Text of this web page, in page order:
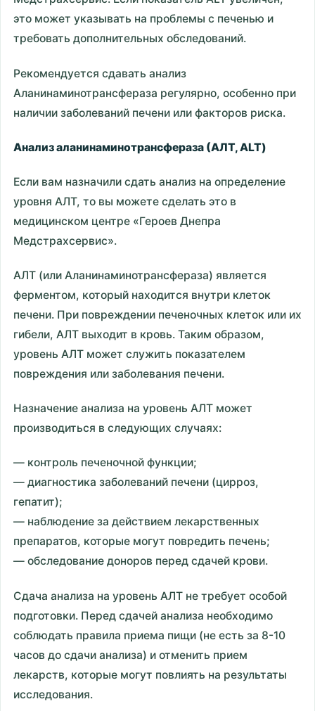
это может указывать на проблемы с печенью и
требовать дополнительных обследований.
Рекомендуется сдавать анализ
Аланинаминотрансфераза регулярно, особенно при
наличии заболеваний печени или факторов риска.
Анализ аланинаминотрансфераза (АЛТ, ALT)
Если вам назначили сдать анализ на определение
уровня АЛТ, то вы можете сделать это в
медицинском центре «Героев Днепра
Медстрахсервис».
АЛТ (или Аланинаминотрансфераза) является
ферментом, который находится внутри клеток
печени. При повреждении печеночных клеток или их
гибели, АЛТ выходит в кровь. Таким образом,
уровень АЛТ может служить показателем
повреждения или заболевания печени.
Назначение анализа на уровень АЛТ может
производиться в следующих случаях:
— контроль печеночной функции;
— диагностика заболеваний печени (цирроз,
гепатит);
— наблюдение за действием лекарственных
препаратов, которые могут повредить печень;
— обследование доноров перед сдачей крови.
Сдача анализа на уровень АЛТ не требует особой
подготовки. Перед сдачей анализа необходимо
соблюдать правила приема пищи (не есть за 8-10
часов до сдачи анализа) и отменить прием
лекарств, которые могут повлиять на результаты
исследования.